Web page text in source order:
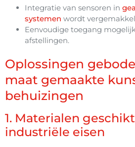
Integratie van sensoren in
systemen wordt
Eenvoudige toegang
afstellingen.
Oplossingen
maat gemaakte
behuizingen
1. Materialen
industriële eisen